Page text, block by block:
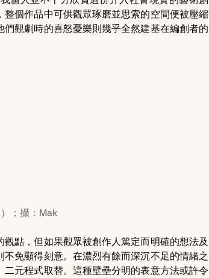
個作品中可供觀眾琢磨並思索的空間便被壓縮
觀劇時的喜怒憂樂則幾乎全然建基在編創者的
；攝：Mak
點，但如果觀眾被創作人篤定而明確的想法及
免顯得刻意。在濃烈有餘而深沉不足的情緒之
元程式取替。這種壁壘分明的表意方法或許令